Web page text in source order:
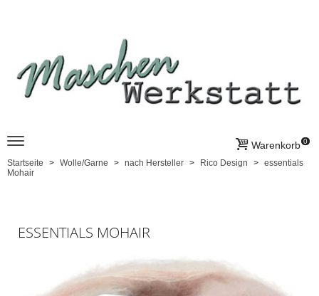
Warenkorb 0
Startseite Wolle/Garne nach Hersteller Rico Design
essentials
Mohair
ESSENTIALS MOHAIR